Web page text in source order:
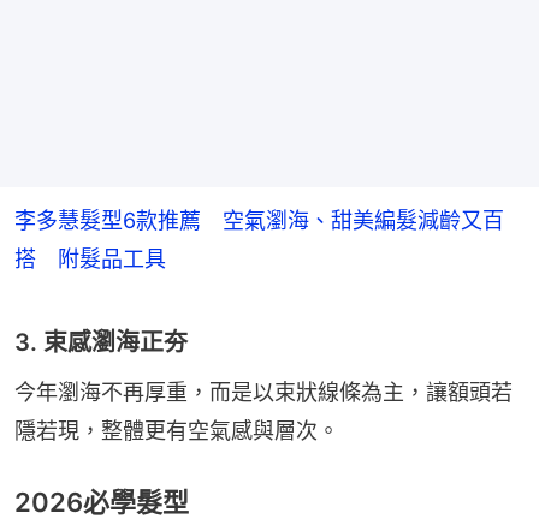
李多慧髮型6款推薦 空氣瀏海、甜美編髮減齡又百
搭 附髮品工具
3. 束感瀏海正夯
今年瀏海不再厚重，而是以束狀線條為主，讓額頭若
隱若現，整體更有空氣感與層次。
2026必學髮型